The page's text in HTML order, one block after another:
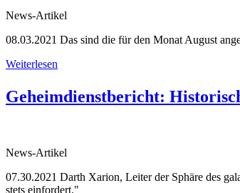
News-Artikel
08.03.2021 Das sind die für den Monat August
Weiterlesen
Geheimdienstbericht:
News-Artikel
07.30.2021 Darth Xarion, Leiter der Sphäre des
stets einfordert."